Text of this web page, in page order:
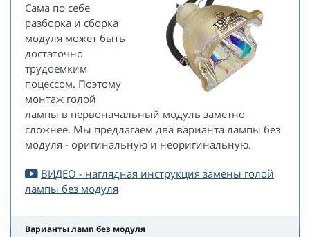
Сама по себе
разборка и сборка
модуля может быть
достаточно
трудоемким
поцессом. Поэтому
монтаж голой
лампы в первоначальный модуль заметно
сложнее. Мы предлагаем два варианта лампы без
модуля - оригинальную и неоригинальную.
ВИДЕО - наглядная инструкция замены голой
лампы без модуля
Варианты ламп без модуля